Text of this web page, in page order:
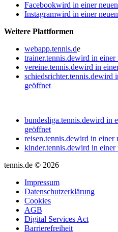
Facebookwird in einer
Instagramwird in einer
Weitere Plattformen
webapp.tennis.de
trainer.tennis.dewird in einer
vereine.tennis.dewird in
schiedsrichter.tennis.dewird
geöffnet
bundesliga.tennis.dewird in
geöffnet
reisen.tennis.dewird in einer
kinder.tennis.dewird in einer
tennis.de © 2026
Impressum
Datenschutzerklärung
Cookies
AGB
Digital Services Act
Barrierefreiheit